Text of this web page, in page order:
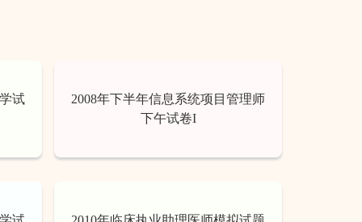
试
2008年下半年信息系统项目管理师
下午试卷I